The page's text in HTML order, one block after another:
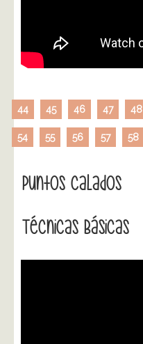
44 45 46 47 48
54 55 56 57 58
Puntos Calados
Técnicas Básicas